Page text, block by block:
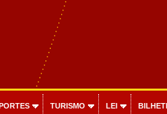
TURISMO LEI